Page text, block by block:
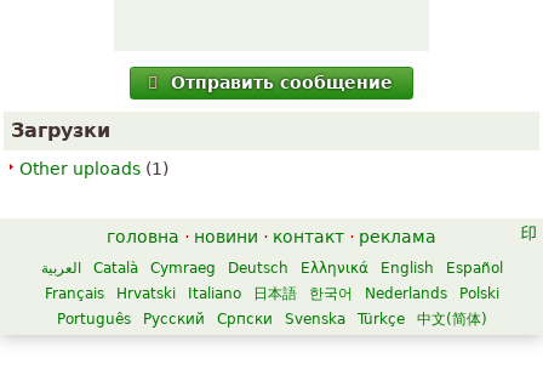
Отправить сообщение
Загрузки
Other uploads (1)
головна · новини · контакт · реклама
العربية Català Cymraeg Deutsch Ελληνικά English
Español
Français
Hrvatski Italiano 日本語 한국어 Nederlands
Polski
Português
Русский Српски Svenska Türkçe 中文(简体)